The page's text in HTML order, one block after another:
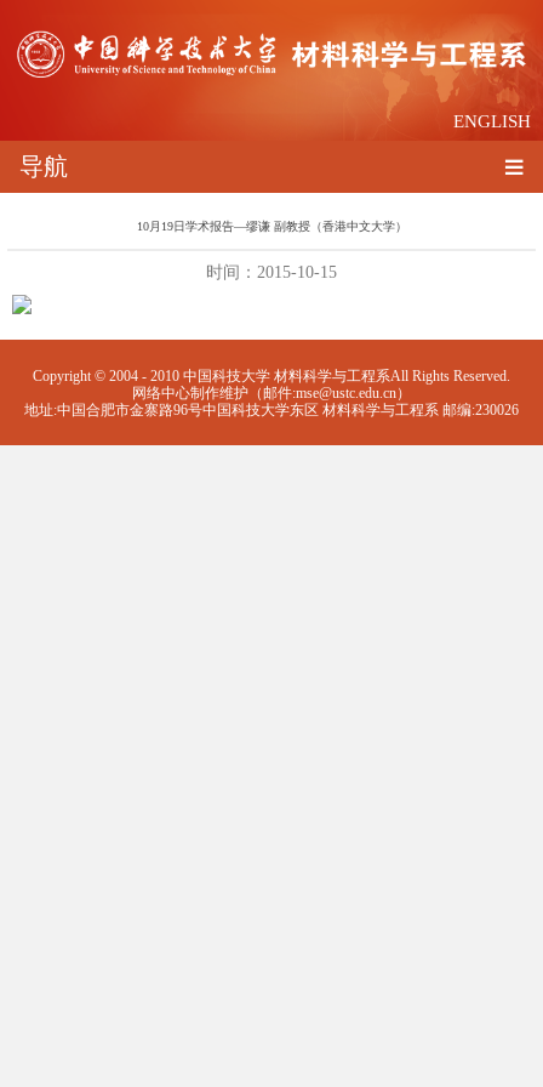
ENGLISH
导航
10月19日学术报告—缪谦 副教授（香港中文大学）
时间：2015-10-15
Copyright © 2004 - 2010 中国科技大学 材料科学与工程系All Rights Reserved.
网络中心制作维护（邮件:mse@ustc.edu.cn）
地址:中国合肥市金寨路96号中国科技大学东区 材料科学与工程系 邮编:230026